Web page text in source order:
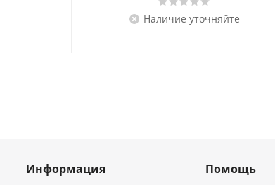
Наличие уточняйте
Информация Помощь